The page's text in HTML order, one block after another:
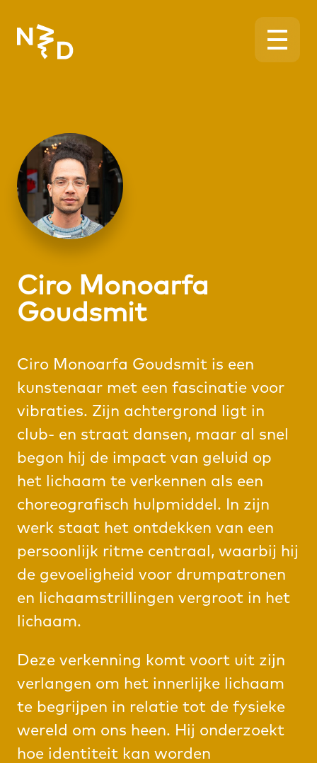
Ciro Monoarfa
Goudsmit
Ciro Monoarfa Goudsmit is een
kunstenaar met een fascinatie voor
vibraties. Zijn achtergrond ligt in
club- en straat dansen, maar al snel
begon hij de impact van geluid op
het lichaam te verkennen als een
choreografisch hulpmiddel. In zijn
werk staat het ontdekken van een
persoonlijk ritme centraal, waarbij hij
de gevoeligheid voor drumpatronen
en lichaamstrillingen vergroot in het
lichaam.
Deze verkenning komt voort uit zijn
verlangen om het innerlijke lichaam
te begrijpen in relatie tot de fysieke
wereld om ons heen. Hij onderzoekt
hoe identiteit kan worden